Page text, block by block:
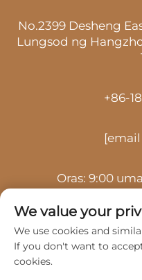
No.2399 Desheng
Lungsod ng
+86-
Oras: 9:00
We value your
We use cookies and
If you don't want to
cookies.